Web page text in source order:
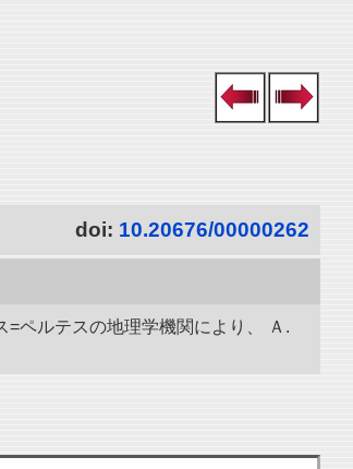
doi: 10.20676/00000262
ペルテスの地理学機関により、 Ａ.